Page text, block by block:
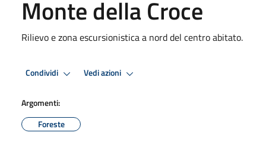
Monte della Croce
Rilievo e zona escursionistica a nord del centro abitato.
Condividi Vedi azioni
Argomenti:
Foreste